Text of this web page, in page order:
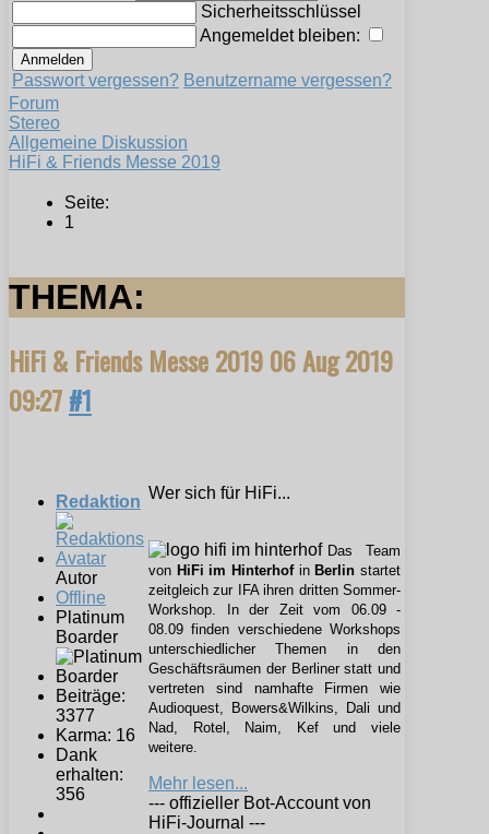
Sicherheitsschlüssel
Angemeldet bleiben:
Passwort vergessen? Benutzername vergessen?
Forum
Stereo
Allgemeine Diskussion
HiFi & Friends Messe 2019
Seite:
1
THEMA:
HiFi & Friends Messe 201906 Aug 2019
09:27#1
Redaktion
Autor
Offline
Platinum
Boarder
Beiträge:
3377
Karma: 16
Dank
erhalten:
356
Wer sich für HiFi...
Das Team
von HiFi im Hinterhofin Berlin startet
zeitgleich zur IFA ihren dritten Sommer-
Workshop. In der Zeit vom 06.09 -
08.09 finden verschiedene Workshops
unterschiedlicher Themen in den
Geschäftsräumen der Berliner statt und
vertreten sind namhafte Firmen wie
Audioquest, Bowers&Wilkins, Dali und
Nad, Rotel, Naim, Kef und viele
weitere.
Mehr lesen...
--- offizieller Bot-Account von
HiFi-Journal ---